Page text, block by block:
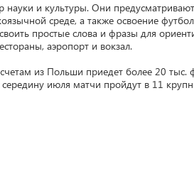
науки и культуры. Они
среде, а также освоение
простые слова и фразы для
аэропорт и вокзал.
из Польши приедет более 20 тыс.
июля матчи пройдут в 11